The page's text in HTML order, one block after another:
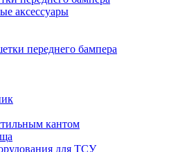
аксессуары
переднего бампера
кантом
для ТСУ